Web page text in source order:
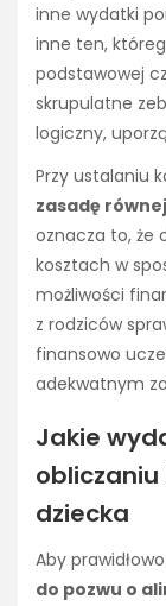
inne wydatki
inne ten,
podstawowej
skrupulatne
logiczny,
Przy ustalaniu
zasadę
oznacza to, że
kosztach w
możliwości
z rodziców
finansowo
adekwatnym
Jakie
dziecka
Aby
do pozwu o